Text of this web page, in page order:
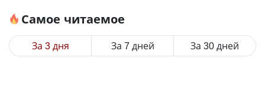
Самое читаемое
За 3 дня За 7 дней За 30 дней